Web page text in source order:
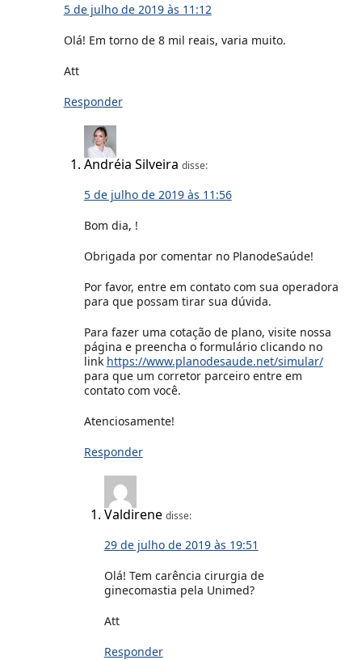
5 de julho de 2019 às 11:12
Olá! Em torno de 8 mil reais, varia muito.
Att
Responder
Andréia Silveira disse:
5 de julho de 2019 às 11:56
Bom dia, !
Obrigada por comentar no PlanodeSaúde!
Por favor, entre em contato com sua operadora
para que possam tirar sua dúvida.
Para fazer uma cotação de plano, visite nossa
página e preencha o formulário clicando no
link https://www.planodesaude.net/simular/
para que um corretor parceiro entre em
contato com você.
Atenciosamente!
Responder
Valdirene disse:
29 de julho de 2019 às 19:51
Olá! Tem carência cirurgia de
ginecomastia pela Unimed?
Att
Responder